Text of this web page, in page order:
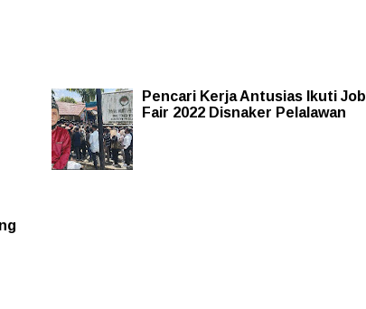
Pencari Kerja Antusias Ikuti Job
Fair 2022 Disnaker Pelalawan